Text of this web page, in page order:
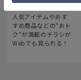
最新のお買い得情報
人気アイテムやおす
すめ商品などの“おト
ク“が満載のチラシが
Webでも見られる！